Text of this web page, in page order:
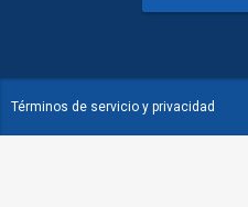
Términos de servicio y privacidad